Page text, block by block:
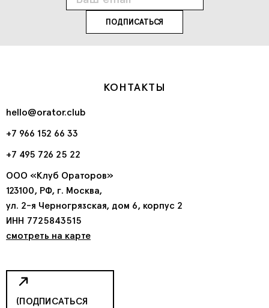
КОНТАКТЫ
hello@orator.club
+7 966 152 66 33
+7 495 726 25 22
ООО «Клуб Ораторов»
123100, РФ, г. Москва,
ул. 2-я Черногрязская, дом 6, корпус 2
ИНН 7725843515
смотреть на карте
(ПОДПИСАТЬСЯ